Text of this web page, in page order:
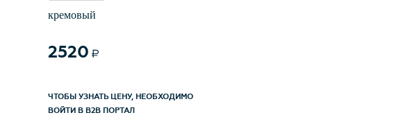
кремовый
2520
ЧТОБЫ УЗНАТЬ ЦЕНУ, НЕОБХОДИМО
ВОЙТИ В B2B ПОРТАЛ